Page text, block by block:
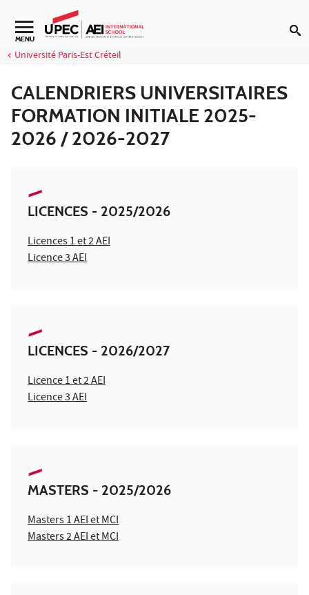
Aller au contenu
Navigation secondaire
MENU
Université Paris-Est Créteil
CALENDRIERS UNIVERSITAIRES
FORMATION INITIALE 2025-
2026 / 2026-2027
LICENCES - 2025/2026
Licences 1 et 2 AEI
Licence 3 AEI
LICENCES - 2026/2027
Licence 1 et 2 AEI
Licence 3 AEI
MASTERS - 2025/2026
Masters 1 AEI et MCI
Masters 2 AEI et MCI